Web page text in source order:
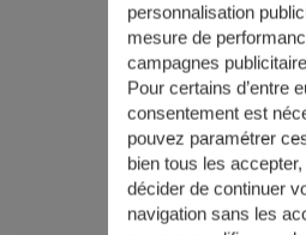
personnalisation
mesure de
campagnes
Pour certains d’entre
consentement est
pouvez paramétrer
bien tous les
décider de continuer
navigation sans les